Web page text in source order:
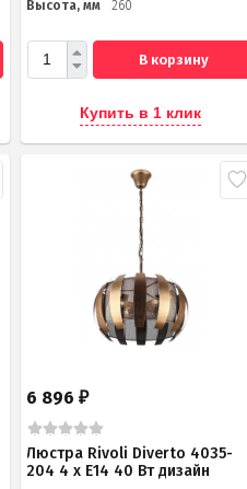
Высота, мм
260
В корзину
Купить в 1 клик
6 896₽
Люстра Rivoli Diverto 4035-
204 4 х Е14 40 Вт дизайн